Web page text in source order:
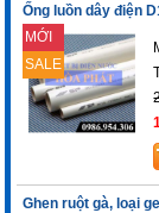
Ống luồn dây điện
MỚI
SALE
Ghen ruột gà, loại